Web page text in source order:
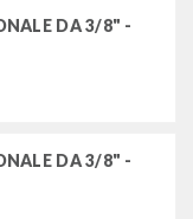
DA 3/8" -
DA 3/8" -